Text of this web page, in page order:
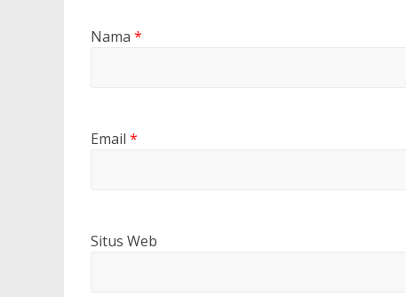
Nama *
Email *
Situs Web